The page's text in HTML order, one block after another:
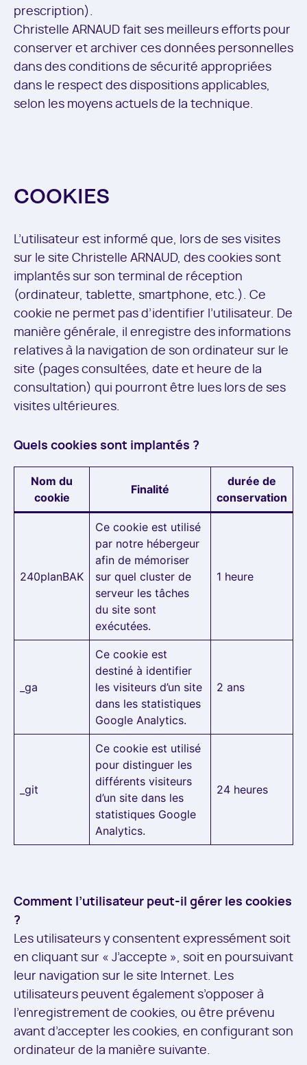
prescription).
Christelle ARNAUD fait ses meilleurs efforts pour
conserver et archiver ces données personnelles
dans des conditions de sécurité appropriées
dans le respect des dispositions applicables,
selon les moyens actuels de la technique.
COOKIES
L’utilisateur est informé que, lors de ses visites
sur le site Christelle ARNAUD, des cookies sont
implantés sur son terminal de réception
(ordinateur, tablette, smartphone, etc.). Ce
cookie ne permet pas d’identifier l’utilisateur. De
manière générale, il enregistre des informations
relatives à la navigation de son ordinateur sur le
site (pages consultées, date et heure de la
consultation) qui pourront être lues lors de ses
visites ultérieures.
Quels cookies sont implantés ?
Nom du
cookie
Finalité
durée de
conservation
240planBAK
Ce cookie est utilisé
par notre hébergeur
afin de mémoriser
sur quel cluster de
serveur les tâches
du site sont
exécutées.
1 heure
_ga
Ce cookie est
destiné à identifier
les visiteurs d’un site
dans les statistiques
Google Analytics.
2 ans
_git
Ce cookie est utilisé
pour distinguer les
différents visiteurs
d’un site dans les
statistiques Google
Analytics.
24 heures
Comment l’utilisateur peut-il gérer les cookies
?
Les utilisateurs y consentent expressément soit
en cliquant sur « J’accepte », soit en poursuivant
leur navigation sur le site Internet. Les
utilisateurs peuvent également s’opposer à
l’enregistrement de cookies, ou être prévenu
avant d’accepter les cookies, en configurant son
ordinateur de la manière suivante.